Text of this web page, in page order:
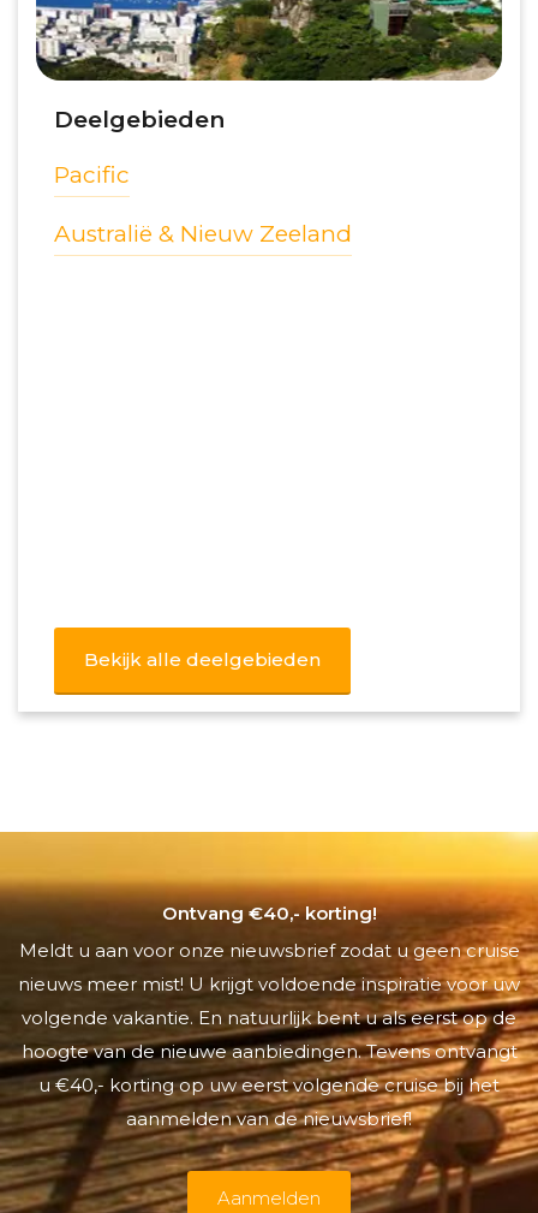
Deelgebieden
Pacific
Australië & Nieuw Zeeland
Bekijk alle deelgebieden
Ontvang €40,- korting!
Meldt u aan voor onze nieuwsbrief zodat u geen cruise
nieuws meer mist! U krijgt voldoende inspiratie voor uw
volgende vakantie. En natuurlijk bent u als eerst op de
hoogte van de nieuwe aanbiedingen. Tevens ontvangt
u €40,- korting op uw eerst volgende cruise bij het
aanmelden van de nieuwsbrief!
Aanmelden